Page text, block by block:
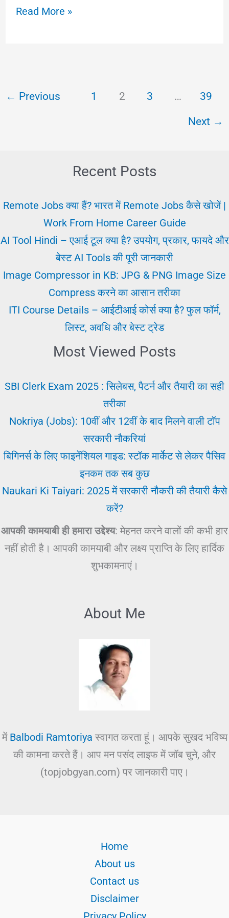
Motivational
परीक्षा
Read More »
← Previous 1 2 3 …
39
Next →
Recent Posts
Remote Jobs क्या हैं? भारत में Remote Jobs कैसे खोजें |
Work From Home Career Guide
AI Tool Hindi – एआई टूल क्या है? उपयोग, प्रकार, फायदे और
बेस्ट AI Tools की पूरी जानकारी
Image Compressor in KB: JPG & PNG Image Size
Compress करने का आसान तरीका
ITI Course Details – आईटीआई कोर्स क्या है? फुल फॉर्म,
लिस्ट, अवधि और बेस्ट ट्रेड
Most Viewed Posts
SBI Clerk Exam 2025 : सिलेबस, पैटर्न और तैयारी का सही
तरीका
Nokriya (Jobs): 10वीं और 12वीं के बाद मिलने वाली टॉप
सरकारी नौकरियां
बिगिनर्स के लिए फाइनेंशियल गाइड: स्टॉक मार्केट से लेकर पैसिव
इनकम तक सब कुछ
Naukari Ki Taiyari: 2025 में सरकारी नौकरी की तैयारी कैसे
करें?
आपकी कामयाबी ही हमारा उद्देश्य: मेहनत करने वालों की कभी हार
नहीं होती है। आपकी कामयाबी और लक्ष्य प्राप्ति के लिए हार्दिक
शुभकामनाएं।
About Me
में Balbodi Ramtoriya स्वागत करता हूं। आपके सुखद भविष्य
की कामना करते हैं। आप मन पसंद लाइफ में जॉब चुने, और
(topjobgyan.com) पर जानकारी पाए।
Home
About us
Contact us
Disclaimer